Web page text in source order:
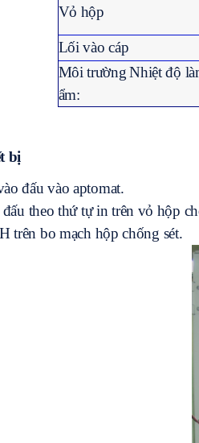
Vỏ hộp
Lối vào cáp
Môi trường Nhiệt độ
ẩm:
bị
đấu vào aptomat.
theo thứ tự in trên vỏ hộp
trên bo mạch hộp chống sét.